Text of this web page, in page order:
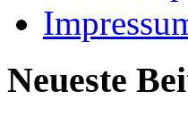
Neueste